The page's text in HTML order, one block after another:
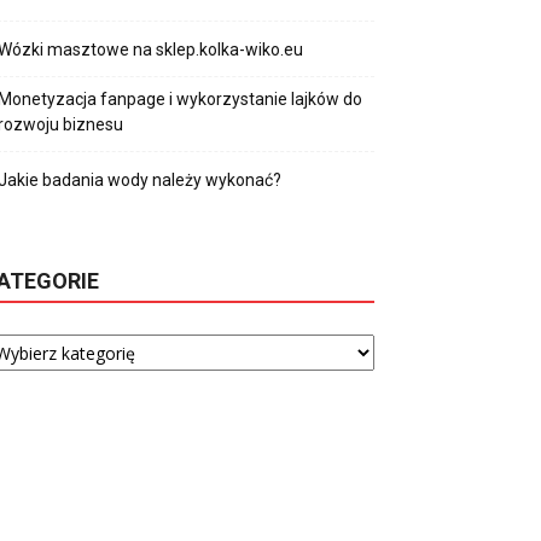
masztowe na sklep.kolka-wiko.eu
fanpage i wykorzystanie lajków do
biznesu
badania wody należy wykonać?